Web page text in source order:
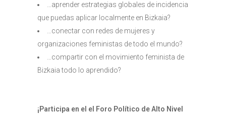
…aprender estrategias globales de incidencia
que puedas aplicar localmente en Bizkaia?
…conectar con redes de mujeres y
organizaciones feministas de todo el mundo?
…compartir con el movimiento feminista de
Bizkaia todo lo aprendido?
¡Participa en el el Foro Político de Alto Nivel